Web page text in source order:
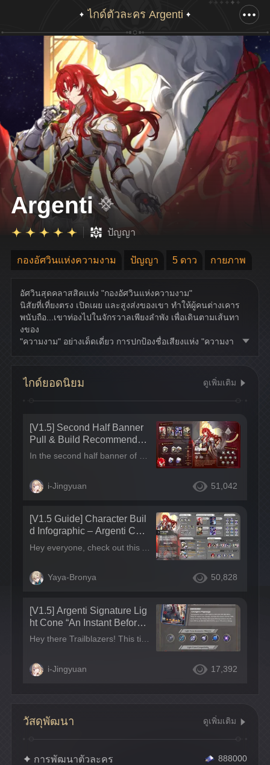
ไกด์ตัวละคร Argenti
เลื่อนลงเพื่อแสดงอาร์ตเวิร์คทั้งหมด
Argenti
ปัญญา
กองอัศวินแห่งความงาม ปัญญา 5 ดาว กายภาพ
อัศวินสุดคลาสสิคแห่ง "กองอัศวินแห่งความงาม"
นิสัยที่เที่ยงตรง เปิดเผย และสูงส่งของเขา ทำให้ผู้คนต่างเคาร
พนับถือ...เขาท่องไปในจักรวาลเพียงลำพัง เพื่อเดินตามเส้นทา
งของ
"ความงาม" อย่างเด็ดเดี่ยว การปกป้องชื่อเสียงแห่ง "ความงา
น
ไกด์ยอดนิยม ดูเพิ่มเติม
[V1.5] Second Half Banner
Pull & Build Recommendati
ons | AoE DPS God Argenti
i-Jingyuan 51,042
[V1.5 Guide] Character Buil
d Infographic – Argenti Char
acter Guide
Yaya-Bronya 50,828
[V1.5] Argenti Signature Lig
ht Cone “An Instant Before
A Gaze” Strength Review |
Strong Light Cone With Gre
Hey there Trailblazers! This time around, we’re doing a strength review of Argenti’s signature Light Cone “An Instant Before A Gaze”~ Light Cone Analysis The Base Stats follow the standard Path of Erudition Light Cone spread of medium HP, high ATK, and low DEF. Permanent 36% CRIT DMG increase, which is the highest CRIT DMG boost among 5-star Light Cones (e.g. I Shall Be My Own Sword increases CRIT DMG by 20%). Light Cone Ability:
i-Jingyuan 17,392
วัสดุพัฒนา ดูเพิ่มเติม
การพัฒนาตัวละคร 888000